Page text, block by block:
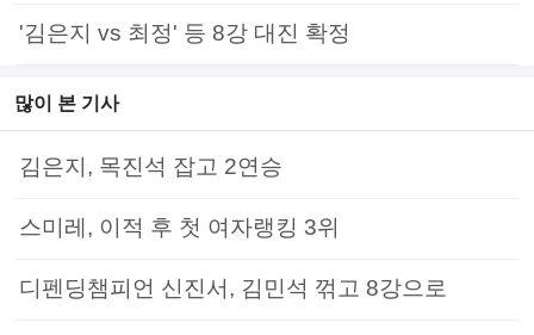
'김은지 vs 최정' 등 8강 대진 확정
많이 본 기사
김은지, 목진석 잡고 2연승
스미레, 이적 후 첫 여자랭킹 3위
디펜딩챔피언 신진서, 김민석 꺾고 8강으로